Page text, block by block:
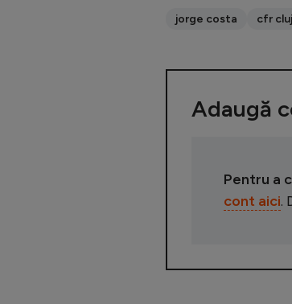
jorge costa cfr cluj
Adaugă
Pentru a
cont aici.